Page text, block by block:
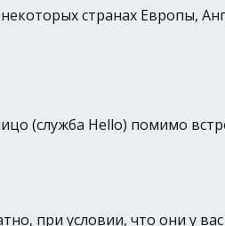
странах Европы,
(служба Hello) помимо
при условии, что они у вас